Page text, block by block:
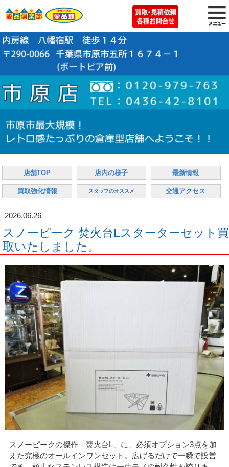
店舗TOP 店内の様子 最新情報
買取強化情報 スタッフのオススメ 交通アクセス
2026.06.26
スノーピーク 焚火台Lスターターセット買
取いたしました。
スノーピークの傑作「焚火台L」に、必須オプション3点を加
えた究極のオールインワンセット。広げるだけで一瞬で設営